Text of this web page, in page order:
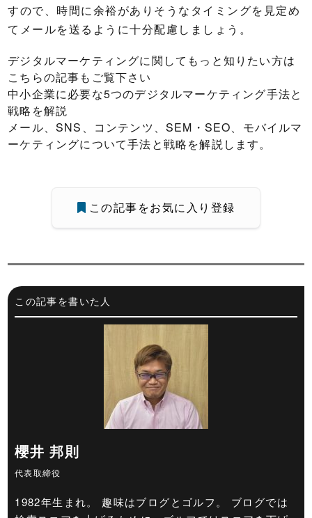
すので、時間に余裕がありそうなタイミングを見定め
てメールを送るように十分配慮しましょう。
デジタルマーケティングに関してもっと知りたい方は
こちらの記事もご覧下さい
中小企業に必要な5つのデジタルマーケティング手法と
戦略を解説
メール、SNS、コンテンツ、SEM・SEO、モバイルマ
ーケティングについて手法と戦略を解説します。
この記事をお気に入り登録
この記事を書いた人
櫻井 邦則
代表取締役
1982年生まれ。 趣味はブログとゴルフ。 ブログでは